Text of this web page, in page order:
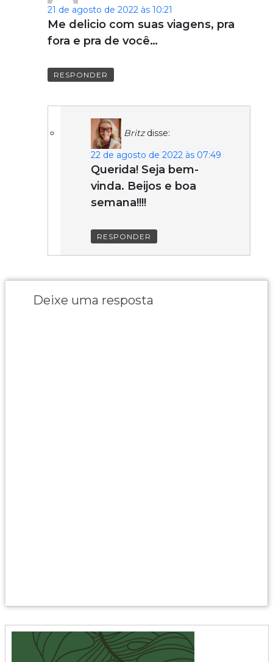
21 de agosto de 2022 às 10:21
Me delicio com suas viagens, pra
fora e pra de você…
RESPONDER
Britz disse:
22 de agosto de 2022 às 07:49
Querida! Seja bem-
vinda. Beijos e boa
semana!!!!
RESPONDER
Deixe uma resposta